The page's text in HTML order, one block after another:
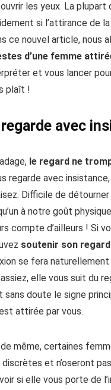
les yeux. La plupart
si l’attirance de
ce nouvel article, nous
d’une femme
et vous lancer
plaît !
avec
le regard ne
regarde avec
Difficile de
à notre goût
compte d’ailleurs ! Si
soutenir son regard
se fera naturellement
elle vous suit du
sans doute le signe
attirée par vous.
même, certaines
et n’oseront
si elle vous porte de